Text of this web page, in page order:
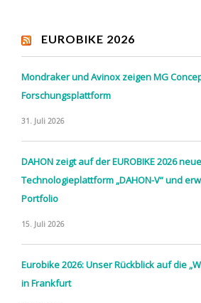
EUROBIKE 2026
Mondraker und Avinox zeigen MG
Forschungsplattform
31. Juli 2026
DAHON zeigt auf der EUROBIKE 2026 neue
Technologieplattform „DAHON-V“ und
Portfolio
15. Juli 2026
Eurobike 2026: Unser Rückblick auf die
in Frankfurt